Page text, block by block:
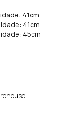
41cm
41cm
45cm